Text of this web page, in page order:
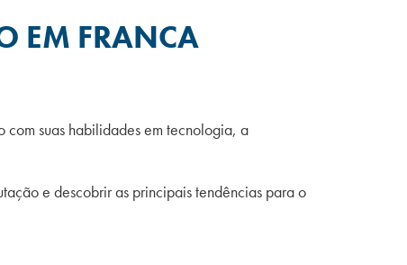
EM FRANCA
com suas habilidades em tecnologia, a
e descobrir as principais tendências para o